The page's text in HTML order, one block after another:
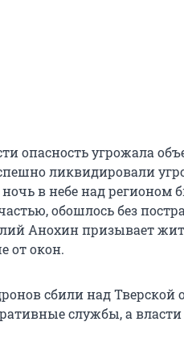
опасность угрожала
ликвидировали
в небе над регионом
обошлось без
Анохин призывает
от окон.
сбили над Тверской
службы, а